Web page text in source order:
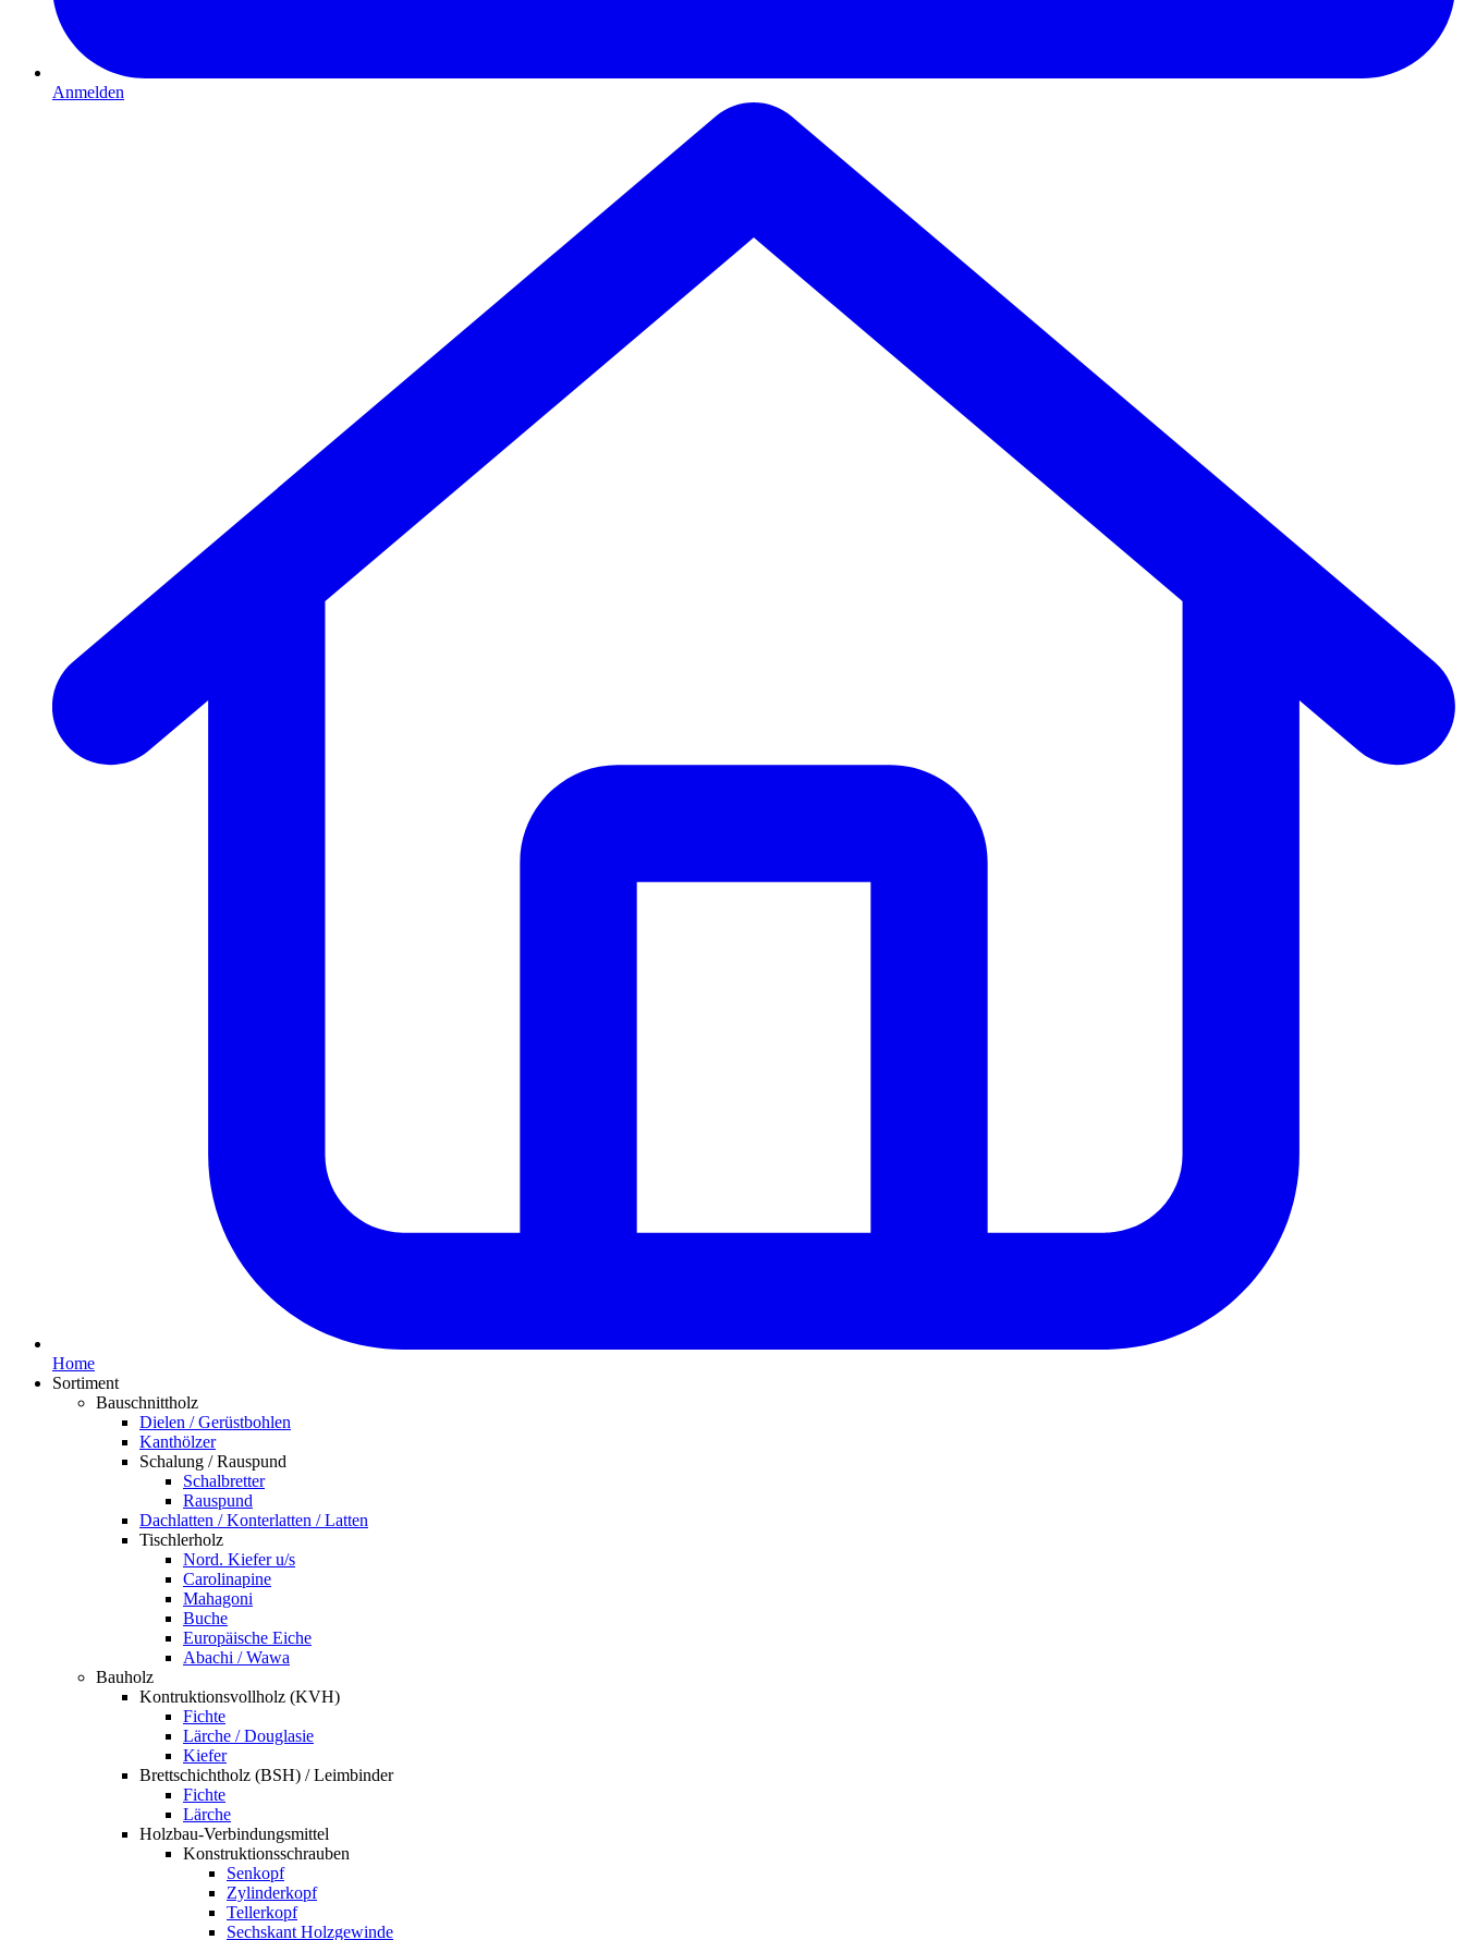
Anmelden
Home
Sortiment
Bauschnittholz
Dielen / Gerüstbohlen
Kanthölzer
Schalung / Rauspund
Schalbretter
Rauspund
Dachlatten / Konterlatten / Latten
Tischlerholz
Nord. Kiefer u/s
Carolinapine
Mahagoni
Buche
Europäische Eiche
Abachi / Wawa
Bauholz
Kontruktionsvollholz (KVH)
Fichte
Lärche / Douglasie
Kiefer
Brettschichtholz (BSH) / Leimbinder
Fichte
Lärche
Holzbau-Verbindungsmittel
Konstruktionsschrauben
Senkopf
Zylinderkopf
Tellerkopf
Sechskant Holzgewinde